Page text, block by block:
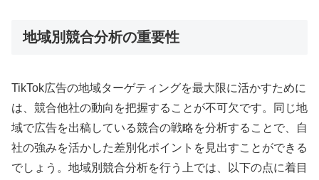
地域別競合分析の重要性
TikTok広告の地域ターゲティングを最大限に活かすために
は、競合他社の動向を把握することが不可欠です。同じ地
域で広告を出稿している競合の戦略を分析することで、自
社の強みを活かした差別化ポイントを見出すことができる
でしょう。地域別競合分析を行う上では、以下の点に着目